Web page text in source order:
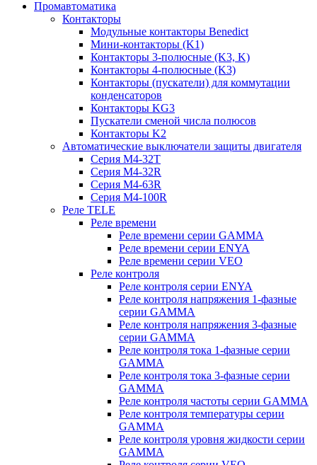
Промавтоматика
Контакторы
Модульные контакторы Benedict
Мини-контакторы (K1)
Контакторы 3-полюсные (K3, K)
Контакторы 4-полюсные (K3)
Контакторы (пускатели) для коммутации
конденсаторов
Контакторы KG3
Пускатели сменой числа полюсов
Контакторы K2
Автоматические выключатели защиты двигателя
Серия M4-32T
Серия M4-32R
Серия M4-63R
Серия M4-100R
Реле TELE
Реле времени
Реле времени серии GAMMA
Реле времени серии ENYA
Реле времени серии VEO
Реле контроля
Реле контроля серии ENYA
Реле контроля напряжения 1-фазные
серии GAMMA
Реле контроля напряжения 3-фазные
серии GAMMA
Реле контроля тока 1-фазные серии
GAMMA
Реле контроля тока 3-фазные серии
GAMMA
Реле контроля частоты серии GAMMA
Реле контроля температуры серии
GAMMA
Реле контроля уровня жидкости серии
GAMMA